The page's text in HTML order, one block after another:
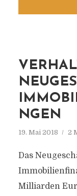
NGEN
19. Mai 2018 2
Das
Milliarden